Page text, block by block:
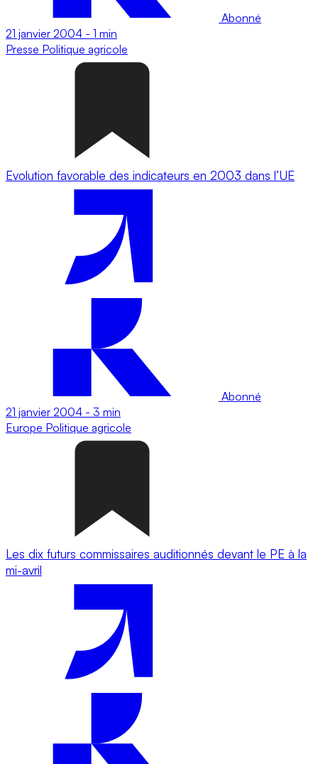
Abonné
21 janvier 2004 - 1 min
Presse Politique agricole
Evolution favorable des indicateurs en 2003 dans l’UE
Abonné
21 janvier 2004 - 3 min
Europe Politique agricole
Les dix futurs commissaires auditionnés devant le PE à la
mi-avril